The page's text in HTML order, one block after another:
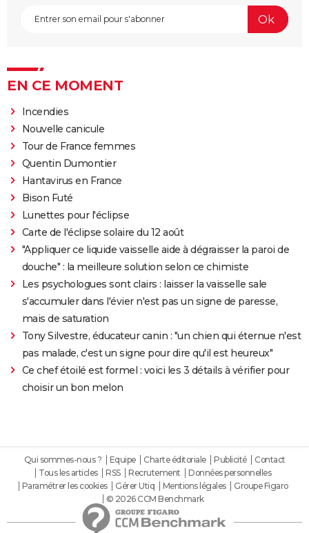
EN CE MOMENT
Incendies
Nouvelle canicule
Tour de France femmes
Quentin Dumontier
Hantavirus en France
Bison Futé
Lunettes pour l'éclipse
Carte de l'éclipse solaire du 12 août
"Appliquer ce liquide vaisselle aide à dégraisser la paroi de
douche" : la meilleure solution selon ce chimiste
Les psychologues sont clairs : laisser la vaisselle sale
s'accumuler dans l'évier n'est pas un signe de paresse,
mais de saturation
Tony Silvestre, éducateur canin : "un chien qui éternue n'est
pas malade, c'est un signe pour dire qu'il est heureux"
Ce chef étoilé est formel : voici les 3 détails à vérifier pour
choisir un bon melon
Qui sommes-nous ? Equipe Charte éditoriale Publicité
Contact
Tous les articles
RSS Recrutement
Données personnelles
Paramétrer les cookies
Gérer Utiq Mentions légales
Groupe Figaro
© 2026 CCM Benchmark